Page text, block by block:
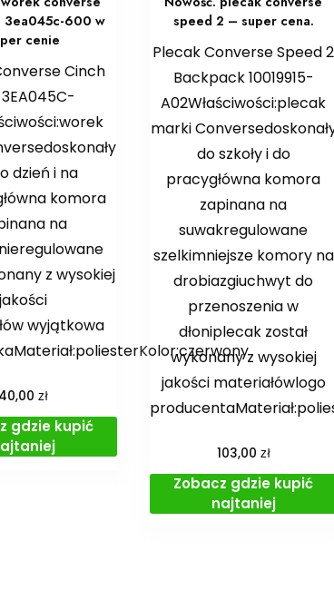
3ea045c-600 w
cenie
Cinch
dzień i na
komora
na
z wysokiej
jakości
wyjątkowa
40,00zł
gdzie kupić
speed 2 – super cena.
Plecak Converse Speed 2
Backpack 10019915-
A02Właściwości:plecak
marki
do szkoły i do
pracygłówna komora
zapinana na
suwakregulowane
szelkimniejsze komory na
drobiazgiuchwyt do
przenoszenia w
dłoniplecak został
wykonany z wysokiej
jakości materiałówlogo
103,00 zł
Zobacz gdzie kupić
najtaniej